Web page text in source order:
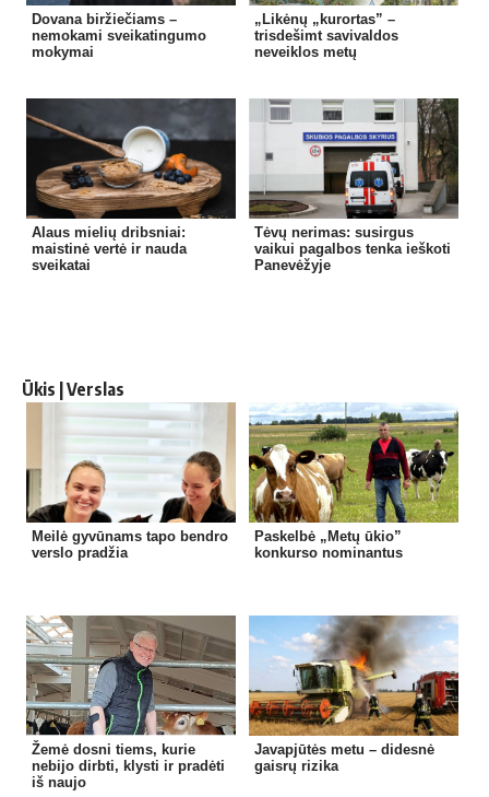
Dovana biržiečiams –
nemokami sveikatingumo
mokymai
„Likėnų „kurortas” –
trisdešimt savivaldos
neveiklos metų
Alaus mielių dribsniai:
maistinė vertė ir nauda
sveikatai
Tėvų nerimas: susirgus
vaikui pagalbos tenka ieškoti
Panevėžyje
Ūkis | Verslas
Meilė gyvūnams tapo bendro
verslo pradžia
Paskelbė „Metų ūkio”
konkurso nominantus
Žemė dosni tiems, kurie
nebijo dirbti, klysti ir pradėti
iš naujo
Javapjūtės metu – didesnė
gaisrų rizika